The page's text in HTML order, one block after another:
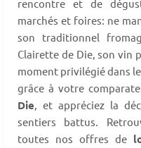
rencontre et de
marchés et foires: ne
son traditionnel
Clairette de Die, son vin
moment privilégié dans
grâce à votre
Die, et appréciez la
sentiers battus.
toutes nos offres de